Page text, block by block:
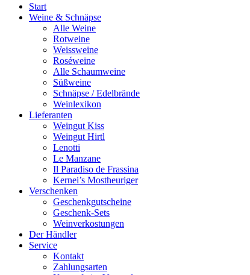
Start
Weine & Schnäpse
Alle Weine
Rotweine
Weissweine
Roséweine
Alle Schaumweine
Süßweine
Schnäpse / Edelbrände
Weinlexikon
Lieferanten
Weingut Kiss
Weingut Hirtl
Lenotti
Le Manzane
Il Paradiso de Frassina
Kernei’s Mostheuriger
Verschenken
Geschenkgutscheine
Geschenk-Sets
Weinverkostungen
Der Händler
Service
Kontakt
Zahlungsarten